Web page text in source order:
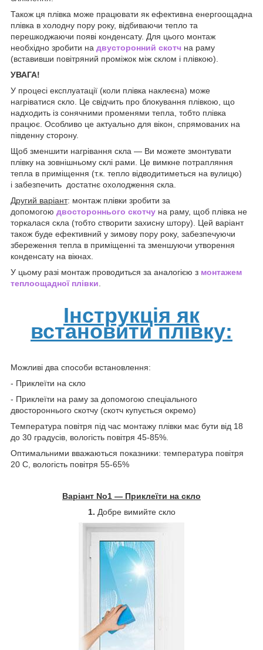
Також ця плівка може працювати як ефективна енергоощадна
плівка в холодну пору року, відбиваючи тепло та
перешкоджаючи появі конденсату. Для цього монтаж
необхідно зробити на двусторонний скотч на раму
(вставивши повітряний проміжок між склом і плівкою).
УВАГА!
У процесі експлуатації (коли плівка наклеєна) може
нагріватися скло. Це свідчить про блокування плівкою, що
надходить із сонячними променями тепла, тобто плівка
працює. Особливо це актуально для вікон, спрямованих на
південну сторону.
Щоб зменшити нагрівання скла — Ви можете змонтувати
плівку на зовнішньому склі рами. Це вимкне потрапляння
тепла в приміщення (т.к. тепло відводитиметься на вулицю)
і забезпечить достатнє охолодження скла.
Другий варіант: монтаж плівки зробити за
допомогою двостороннього скотчу на раму, щоб плівка не
торкалася скла (тобто створити захисну штору). Цей варіант
також буде ефективний у зимову пору року, забезпечуючи
збереження тепла в приміщенні та зменшуючи утворення
конденсату на вікнах.
У цьому разі монтаж проводиться за аналогією з монтажем
теплоощадної плівки
Інструкція як
встановити плівку:
Можливі два способи встановлення:
- Приклеїти на скло
- Приклеїти на раму за допомогою спеціального
двостороннього скотчу (скотч купується окремо)
Температура повітря під час монтажу плівки має бути від 18
до 30 градусів, вологість повітря 45-85%.
Оптимальними вважаються показники: температура повітря
20 С, вологість повітря 55-65%
Варіант No1 — Приклеїти на скло
1. Добре вимийте скло